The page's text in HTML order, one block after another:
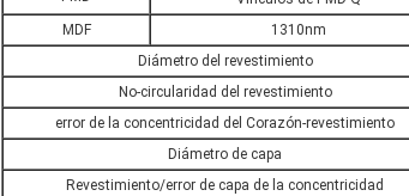
MDF
1310nm
Diámetro del revestimiento
No-circularidad del revestimiento
error de la concentricidad del Corazón-revestimiento
Diámetro de capa
Revestimiento/error de capa de la concentricidad